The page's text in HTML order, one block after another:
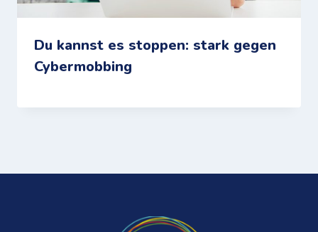
Du kannst es stoppen: stark gegen
Cybermobbing